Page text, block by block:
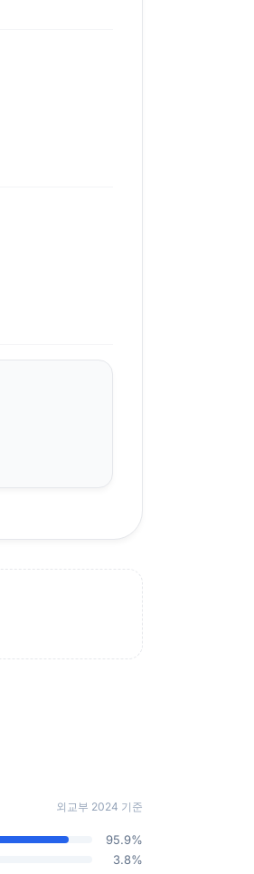
외교부 2024 기준
95.9%
3.8%